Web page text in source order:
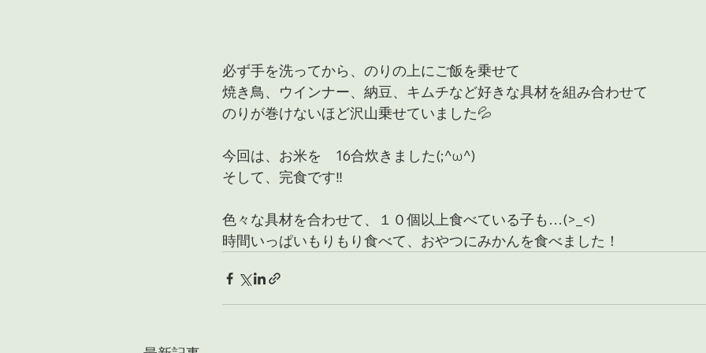
必ず手を洗ってから、のりの上にご飯を乗せて
焼き鳥、ウインナー、納豆、キムチなど好きな具材を組み合わせて
のりが巻けないほど沢山乗せていました💦
今回は、お米を　16合炊きました(;^ω^)
そして、完食です‼
色々な具材を合わせて、１０個以上食べている子も…(>_<)
時間いっぱいもりもり食べて、おやつにみかんを食べました！